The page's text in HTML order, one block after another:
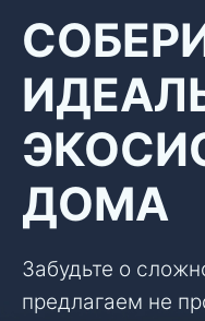
ДОМА
Забудьте о
предлагаем не